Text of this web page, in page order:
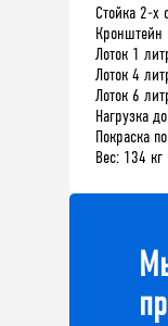
Стойка 2-х
Кронштейн
Лоток 1
Лоток 4
Лоток 6
Нагрузка
Покраска
Вес: 134 кг